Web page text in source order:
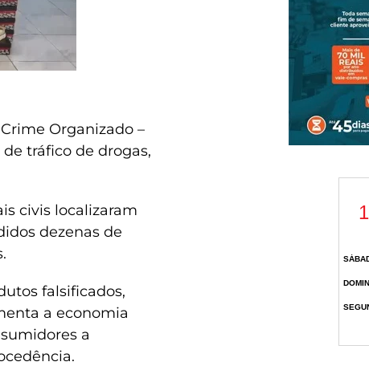
Organizado –
tráfico de drogas,
civis localizaram
dezenas de
falsificados,
a economia
a